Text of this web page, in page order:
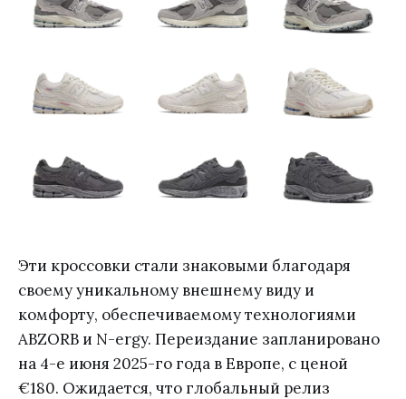
Эти кроссовки стали знаковыми благодаря
своему уникальному внешнему виду и
комфорту, обеспечиваемому технологиями
ABZORB и N-ergy. Переиздание запланировано
на 4-е июня 2025-го года в Европе, с ценой
€180. Ожидается, что глобальный релиз